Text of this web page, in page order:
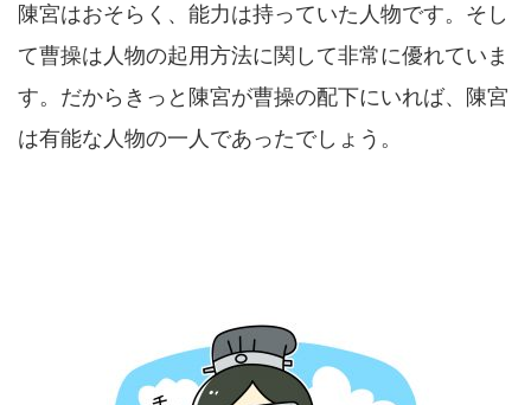
陳宮はおそらく、能力は持っていた人物です。そし
て曹操は人物の起用方法に関して非常に優れていま
す。だからきっと陳宮が曹操の配下にいれば、陳宮
は有能な人物の一人であったでしょう。